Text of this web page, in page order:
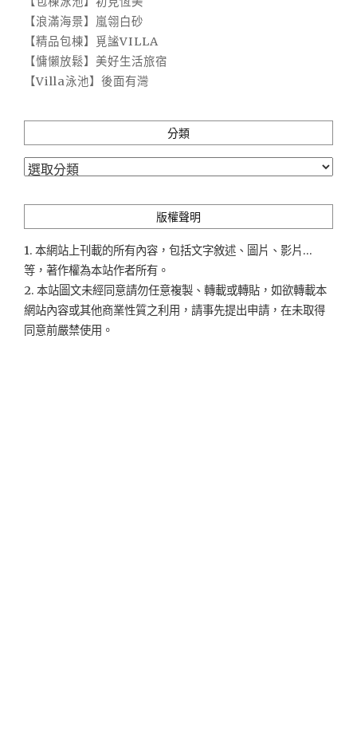
【浪滿海景】嵐翎白砂
【精品包棟】覓謐VILLA
【慵懶放鬆】美好生活旅宿
【Villa泳池】後面有灣
分類
分
版權聲明
1. 本網站上刊載的所有內容，包括文字敘述、圖片、影片...
等，著作權為本站作者所有。
2. 本站圖文未經同意請勿任意複製、轉載或轉貼，如欲轉載本
網站內容或其他商業性質之利用，請事先提出申請，在未取得
同意前嚴禁使用。